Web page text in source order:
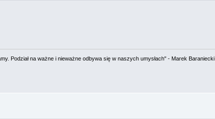
Podział na ważne i nieważne odbywa się w naszych umysłach" - Marek Baraniecki